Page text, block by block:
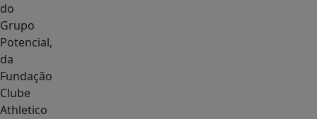
do
Grupo
Potencial,
da
Fundação
Clube
Athletico